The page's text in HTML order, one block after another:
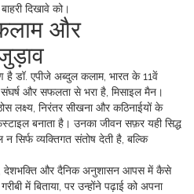
दिखावे को।
और
है डॉ. एपीजे अब्दुल कलाम, भारत के 11वें
संघर्ष और सफलता से भरा है मिसाइल मैन ।
लक्ष्य, निरंतर सीखना और कठिनाईयों के
बनाता है। उनका जीवन सफ़र यही सिद्ध
सिर्फ व्यक्तिगत संतोष देती है, बल्कि
देशभक्ति और दैनिक अनुशासन आपस में कैसे
में बिताया, पर उन्होंने पढ़ाई को अपना